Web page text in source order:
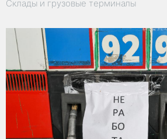
Склады и грузовые терминалы